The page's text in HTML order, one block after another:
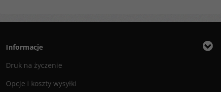
Informacje
Druk na życzenie
Opcje i koszty wysyłki